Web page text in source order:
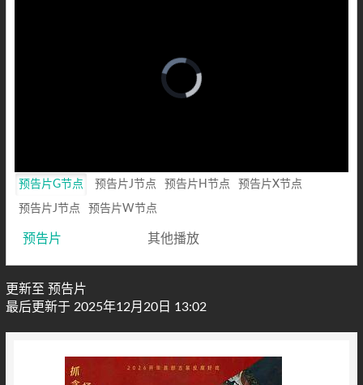
Video
Player
is
loading.
Rate
预告片G节点 预告片J节点 预告片H节点 预告片X节点
预告片J节点 预告片W节点
预告片 其他播放
更新至 预告片
最后更新于 2025年12月20日 13:02